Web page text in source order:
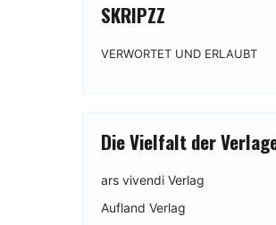
SKRIPZZ
VERWORTET UND ERLAUBT
Die Vielfalt der
ars vivendi Verlag
Aufland Verlag